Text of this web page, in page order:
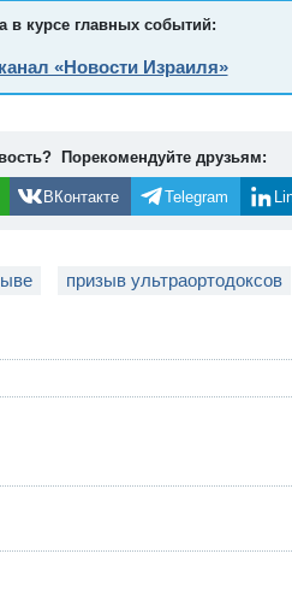
в курсе главных событий:
«Новости Израиля»
Порекомендуйте друзьям:
ВКонтакте Telegram
призыв ультраортодоксов